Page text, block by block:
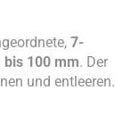
7-
100 mm. Der
und entleeren.